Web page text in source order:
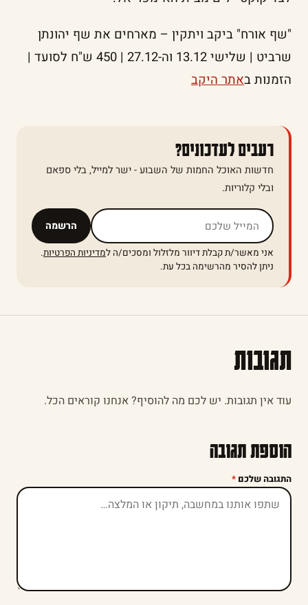
"שף אורח" ביקב ויתקין – מארחים את שף יהונתן
שרביט | שלישי 13.12 וה-27.12 | 450 ש"ח לסועד |
הזמנות באתר היקב
רעבים לעדכונים?
חדשות האוכל החמות של השבוע - ישר למייל, בלי ספאם
ובלי קלוריות.
הרשמה אל תמלאו שדה זה
אני מאשר/ת קבלת דיוור מלזלול ומסכים/ה למדיניות הפרטיות.
ניתן להסיר מהרשימה בכל עת.
תגובות
עוד אין תגובות. יש לכם מה להוסיף? אנחנו קוראים הכל.
הוספת תגובה
התגובה שלכם *